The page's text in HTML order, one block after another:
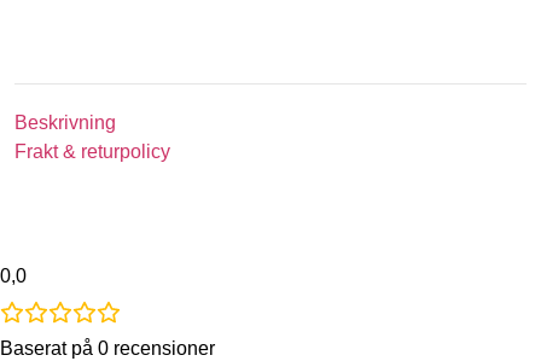
Beskrivning
Frakt & returpolicy
0,0
Baserat på 0 recensioner